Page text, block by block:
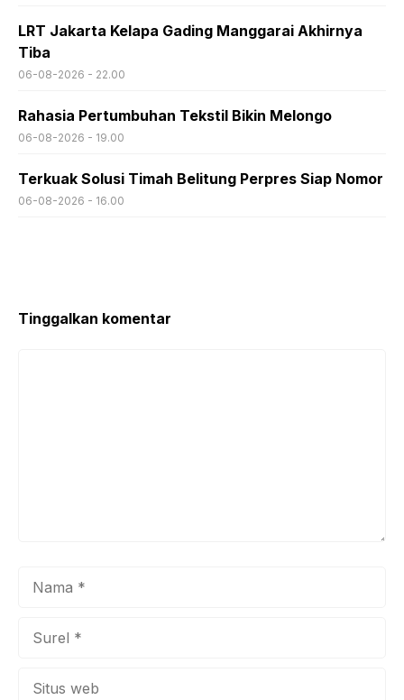
LRT Jakarta Kelapa Gading Manggarai Akhirnya
Tiba
06-08-2026 - 22.00
Rahasia Pertumbuhan Tekstil Bikin Melongo
06-08-2026 - 19.00
Terkuak Solusi Timah Belitung Perpres Siap Nomor
06-08-2026 - 16.00
Tinggalkan komentar